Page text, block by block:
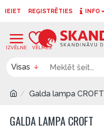
IEIET REĢISTRĒTIES INFO
Visas
Galda lampa CROFT
GALDA LAMPA CROFT